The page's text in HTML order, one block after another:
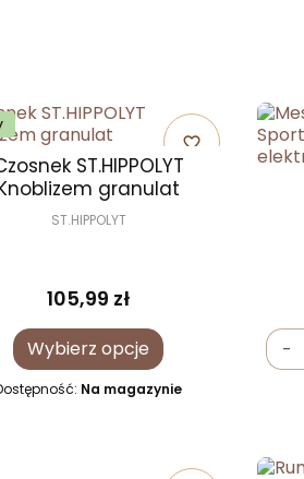
favorite_border
ST.HIPPOLYT
granulat
ST.HIPPOLYT
105,99 zł
Wybierz opcje
Na magazynie
-